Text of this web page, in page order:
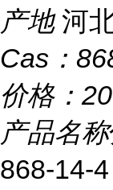
产地 河
Cas：
价格： 20
产品名称
868-14-